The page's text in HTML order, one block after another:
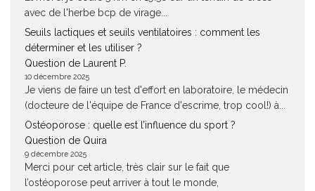
avec de l'herbe bcp de virage...
Seuils lactiques et seuils ventilatoires : comment les
déterminer et les utiliser ?
Question de Laurent P.
10 décembre 2025
Je viens de faire un test d'effort en laboratoire, le médecin
(docteure de l'équipe de France d'escrime, trop cool!) à...
Ostéoporose : quelle est l’influence du sport ?
Question de Quira
9 décembre 2025
Merci pour cet article, très clair sur le fait que
l’ostéoporose peut arriver à tout le monde,